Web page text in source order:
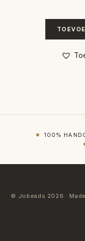
100%
© Jobeads 2026 ·